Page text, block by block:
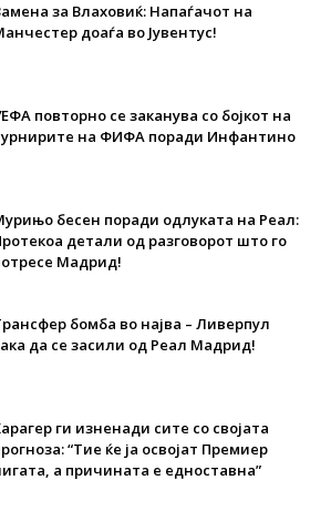
за Влаховиќ: Напаѓачот на
доаѓа во Јувентус!
повторно се заканува со бојкот на
на ФИФА поради Инфантино
бесен поради одлуката на Реал:
детали од разговорот што го
Мадрид!
бомба во најва – Ливерпул
да се засили од Реал Мадрид!
ги изненади сите со својата
“Тие ќе ја освојат Премиер
а причината е едноставна”